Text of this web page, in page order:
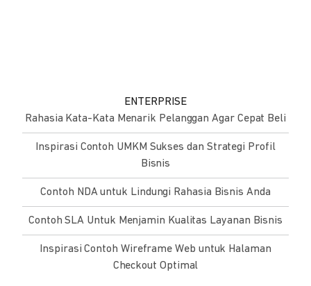
ENTERPRISE
Rahasia Kata-Kata Menarik Pelanggan Agar Cepat Beli
Inspirasi Contoh UMKM Sukses dan Strategi Profil
Bisnis
Contoh NDA untuk Lindungi Rahasia Bisnis Anda
Contoh SLA Untuk Menjamin Kualitas Layanan Bisnis
Inspirasi Contoh Wireframe Web untuk Halaman
Checkout Optimal